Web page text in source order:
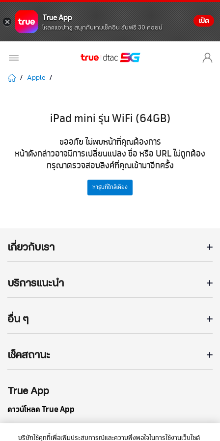
True App
โหลดแอปทรู สนุกกับเกมเช็คอิน รับฟรี 30 คอยน์
เปิด
Apple
iPad mini รุ่น WiFi (64GB)
ขออภัย ไม่พบหน้าที่คุณต้องการ
หน้าดังกล่าวอาจมีการเปลี่ยนแปลง ชื่อ หรือ URL ไม่ถูกต้อง
กรุณาตรวจสอบลิงค์ที่คุณเข้ามาอีกครั้ง
หารุ่นที่ใกล้เคียง
เกี่ยวกับเรา
บริการแนะนำ
อื่น ๆ
เช็คสถานะ
True App
ดาวน์โหลด True App
บริษัทใช้คุกกี้เพื่อเพิ่มประสบการณ์และความพึงพอใจในการใช้งานเว็บไซต์